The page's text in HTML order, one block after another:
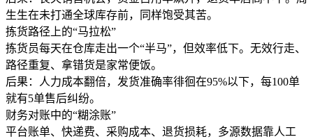
生生在未打通全球库存前，同样饱受其苦。
拣货路径上的“马拉松”
拣货员每天在仓库走出一个“半马”，但效率低下。无效行走、
路径重复、拿错货是家常便饭。
后果：人力成本翻倍，发货准确率徘徊在95%以下，每100单
就有5单售后纠纷。
财务对账中的“糊涂账”
平台账单、快递费、采购成本、退货损耗，多源数据靠人工